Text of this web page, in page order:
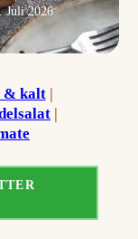
Juli 2026
& kalt